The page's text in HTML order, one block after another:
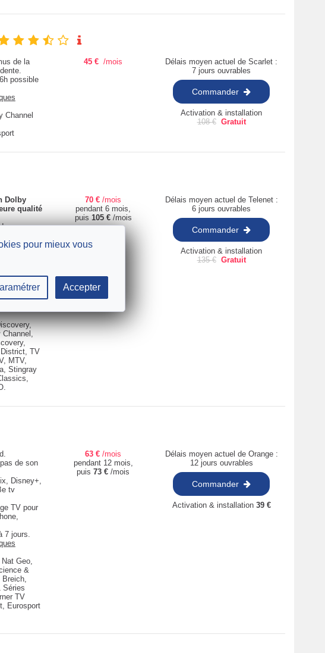
de la
possible
Channel
45 € /mois
Délais moyen actuel de Scarlet :
7 jours ouvrables
Commander
Activation & installation
108€ Gratuit
Dolby
qualité
pc.
jours.
Channel,
TV
MTV,
Stingray
70 € /mois
pendant 6 mois,
puis 105 €/mois
Délais moyen actuel de Telenet :
6 jours ouvrables
Commander
Activation & installation
135€ Gratuit
de son
Disney+,
tv
TV pour
7 jours.
Geo,
&
Séries
TV
Eurosport
63 € /mois
pendant 12 mois,
puis 73 € /mois
Délais moyen actuel de Orange :
12 jours ouvrables
Commander
Activation & installation 39 €
pour mieux vous
Accepter